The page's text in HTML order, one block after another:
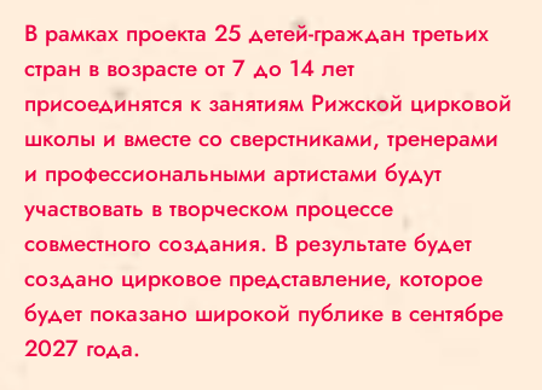
В рамках проекта 25 детей-граждан третьих
стран в возрасте от 7 до 14 лет
присоединятся к занятиям Рижской цирковой
школы и вместе со сверстниками, тренерами
и профессиональными артистами будут
участвовать в творческом процессе
совместного создания. В результате будет
создано цирковое представление, которое
будет показано широкой публике в сентябре
2027 года.